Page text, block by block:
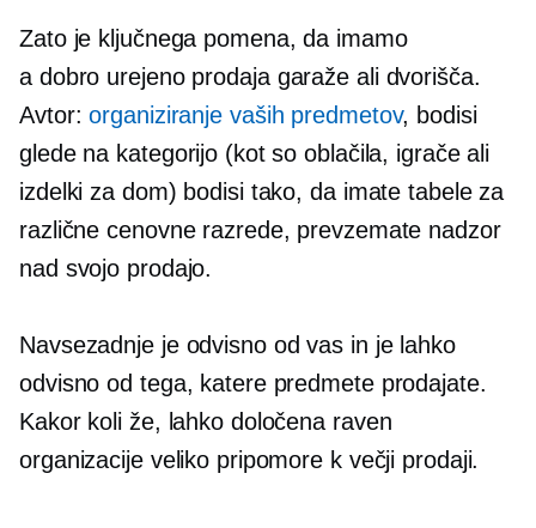
Zato je ključnega pomena, da imamo
a dobro urejenoprodaja garaže ali dvorišča.
Avtor:organiziranje vaših predmetov, bodisi
glede na kategorijo (kot so oblačila, igrače ali
izdelki za dom) bodisi tako, da imate tabele za
različne cenovne razrede, prevzemate nadzor
nad svojo prodajo.
Navsezadnje je odvisno od vas in je lahko
odvisno od tega, katere predmete prodajate.
Kakor koli že, lahko določena raven
organizacije veliko pripomore k večji prodaji.